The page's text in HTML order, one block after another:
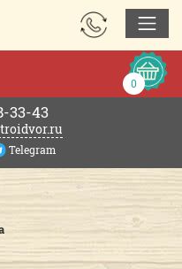
33-43
Telegram
ЗАКАЗАТЬ
ЗВОНОК
0
0р.